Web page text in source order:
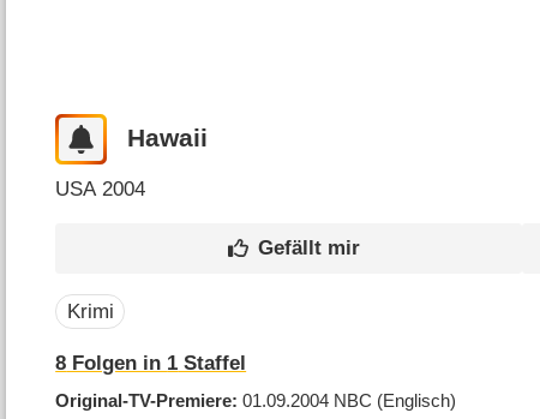
Hawaii
USA 2004
Krimi
8 Folgen in 1 Staffel
Original-TV-Premiere 01.09.2004 NBC (Englisch)